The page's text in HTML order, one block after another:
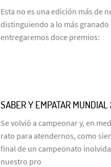
Esta no es una edición más de
distinguiendo a lo más
entregaremos doce premios:
SABER Y EMPATAR
Se volvió a campeonar y, en
rato para atendernos, como
final de un campeonato
nuestro pro